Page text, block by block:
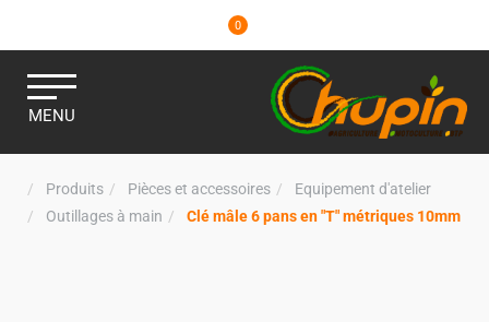
0
MENU
Produits Pièces et accessoires
Equipement d'atelier
Outillages à main
Clé mâle 6 pans en "T" métriques 10mm